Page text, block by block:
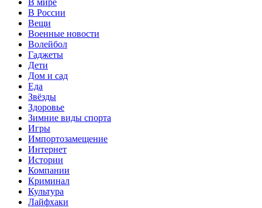
В России
Вещи
Военные новости
Волейбол
Гаджеты
Дети
Дом и сад
Еда
Звёзды
Здоровье
Зимние виды спорта
Игры
Импортозамещение
Интернет
Истории
Компании
Криминал
Культура
Лайфхаки